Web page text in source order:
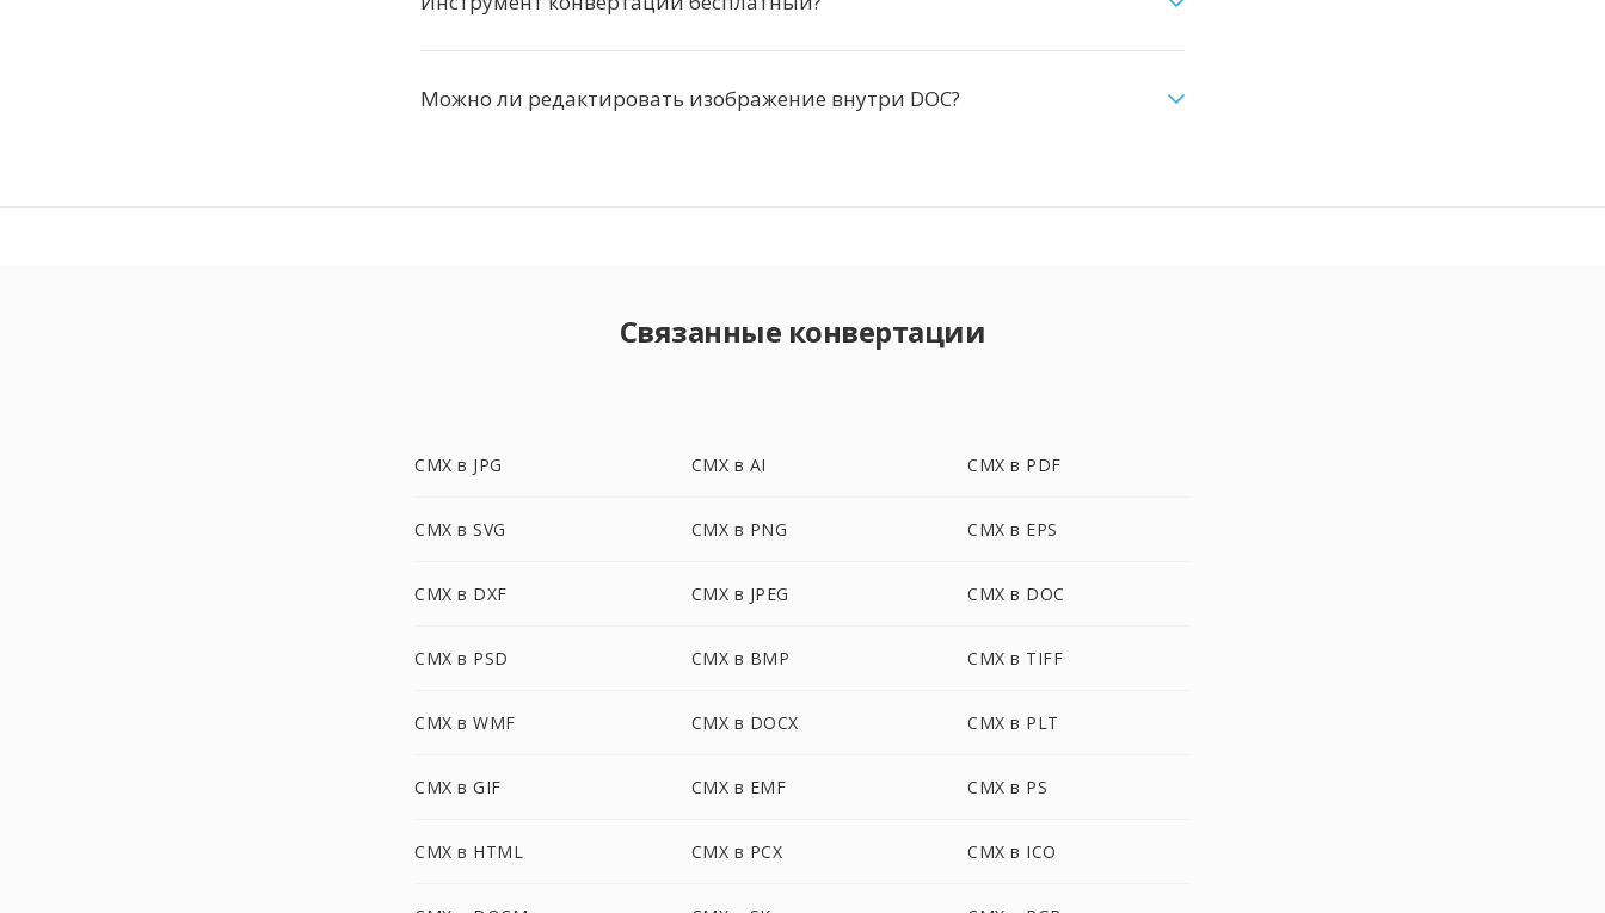
Можно ли редактировать изображение внутри DOC?
Связанные конвертации
CMX в JPG CMX в AI CMX в PDF
CMX в SVG CMX в PNG CMX в EPS
CMX в DXF CMX в JPEG CMX в DOC
CMX в PSD CMX в BMP CMX в TIFF
CMX в WMF CMX в DOCX CMX в PLT
CMX в GIF CMX в EMF CMX в PS
CMX в HTML CMX в PCX CMX в ICO